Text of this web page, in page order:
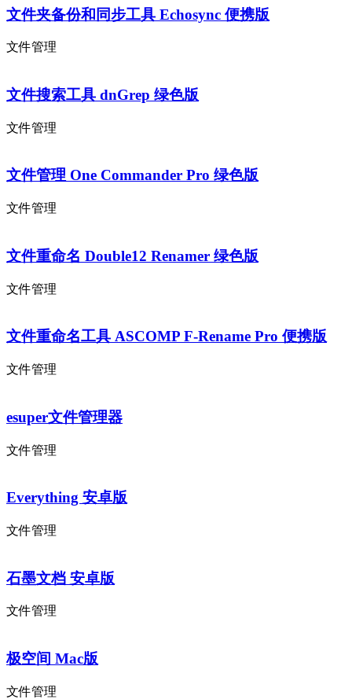
文件夹备份和同步工具 Echosync 便携版
文件管理
文件搜索工具 dnGrep 绿色版
文件管理
文件管理 One Commander Pro 绿色版
文件管理
文件重命名 Double12 Renamer 绿色版
文件管理
文件重命名工具 ASCOMP F-Rename Pro 便携版
文件管理
esuper文件管理器
文件管理
Everything 安卓版
文件管理
石墨文档 安卓版
文件管理
极空间 Mac版
文件管理